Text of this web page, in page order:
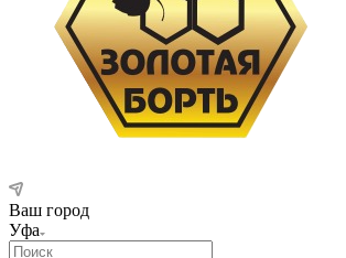
Ваш город
Уфа